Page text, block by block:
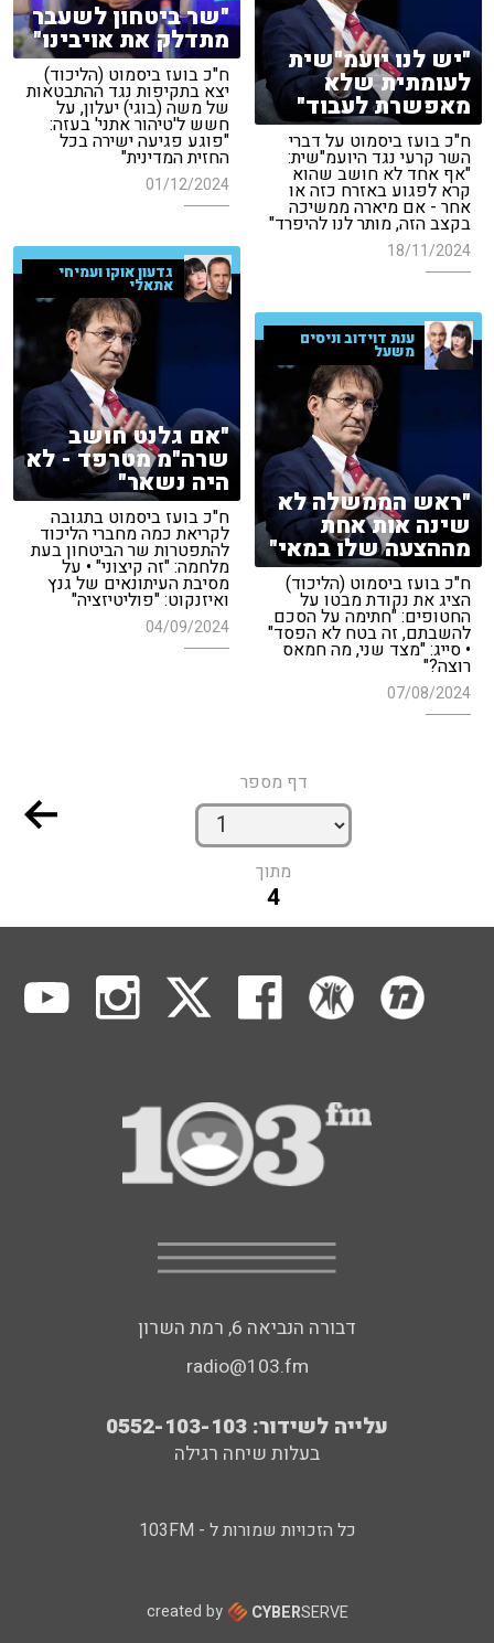
"שר ביטחון לשעבר
מתדלק את אויבינו"
ח"כ בועז ביסמוט (הליכוד)
יצא בתקיפות נגד ההתבטאות
של משה (בוגי) יעלון, על
חשש ל'טיהור אתני' בעזה:
"פוגע פגיעה ישירה בכל
החזית המדינית"
01/12/2024
"יש לנו יועמ"שית
לעומתית שלא
מאפשרת לעבוד"
ח"כ בועז ביסמוט על דברי
השר קרעי נגד היועמ"שית:
"אף אחד לא חושב שהוא
קרא לפגוע באזרח כזה או
אחר - אם מיארה ממשיכה
בקצב הזה, מותר לנו להיפרד"
18/11/2024
גדעון אוקו ועמיחי
אתאלי
"אם גלנט חושב
שרה"מ מטרפד - לא
היה נשאר"
ח"כ בועז ביסמוט בתגובה
לקריאת כמה מחברי הליכוד
להתפטרות שר הביטחון בעת
מלחמה: "זה קיצוני" • על
מסיבת העיתונאים של גנץ
ואיזנקוט: "פוליטיזציה"
04/09/2024
ענת דוידוב וניסים
משעל
"ראש הממשלה לא
שינה אות אחת
מההצעה שלו במאי"
ח"כ בועז ביסמוט (הליכוד)
הציג את נקודת מבטו על
החטופים: "חתימה על הסכם
להשבתם, זה בטח לא הפסד"
• סייג: "מצד שני, מה חמאס
רוצה?"
07/08/2024
דף מספר
מתוך
4
דבורה הנביאה 6, רמת השרון
radio@103.fm
עלייה לשידור: 0552-103-103
בעלות שיחה רגילה
כל הזכויות שמורות ל - 103FM
created by CYBERSERVE